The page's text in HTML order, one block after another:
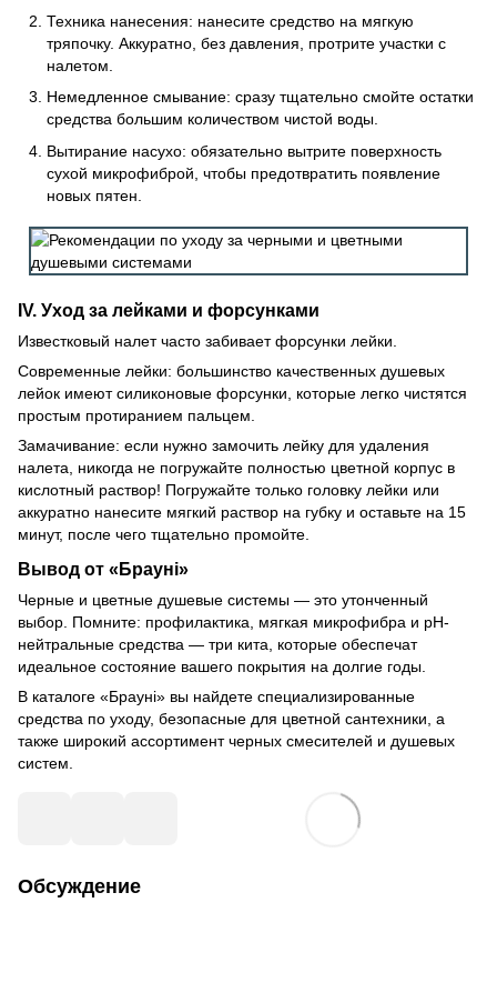
Техника нанесения: нанесите средство на мягкую
тряпочку. Аккуратно, без давления, протрите участки с
налетом.
Немедленное смывание: сразу тщательно смойте остатки
средства большим количеством чистой воды.
Вытирание насухо: обязательно вытрите поверхность
сухой микрофиброй, чтобы предотвратить появление
новых пятен.
IV. Уход за лейками и форсунками
Известковый налет часто забивает форсунки лейки.
Современные лейки: большинство качественных душевых
лейок имеют силиконовые форсунки, которые легко чистятся
простым протиранием пальцем.
Замачивание: если нужно замочить лейку для удаления
налета, никогда не погружайте полностью цветной корпус в
кислотный раствор! Погружайте только головку лейки или
аккуратно нанесите мягкий раствор на губку и оставьте на 15
минут, после чего тщательно промойте.
Вывод от «Брауні»
Черные и цветные душевые системы — это утонченный
выбор. Помните: профилактика, мягкая микрофибра и pH-
нейтральные средства — три кита, которые обеспечат
идеальное состояние вашего покрытия на долгие годы.
В каталоге «Брауні» вы найдете специализированные
средства по уходу, безопасные для цветной сантехники, а
также широкий ассортимент черных смесителей и душевых
систем.
Обсуждение